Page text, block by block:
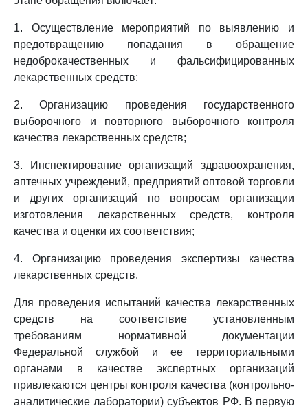
1. Осуществление мероприятий по выявлению и
предотвращению попадания в обращение
недоброкачественных и фальсифицированных
лекарственных средств;
2. Организацию проведения государственного
выборочного и повторного выборочного контроля
качества лекарственных средств;
3. Инспектирование организаций здравоохранения,
аптечных учреждений, предприятий оптовой торговли
и других организаций по вопросам организации
изготовления лекарственных средств, контроля
качества и оценки их соответствия;
4. Организацию проведения экспертизы качества
лекарственных средств.
Для проведения испытаний качества лекарственных
средств на соответствие установленным
требованиям нормативной документации
Федеральной службой и ее территориальными
органами в качестве экспертных организаций
привлекаются центры контроля качества (контрольно-
аналитические лаборатории) субъектов РФ. В первую